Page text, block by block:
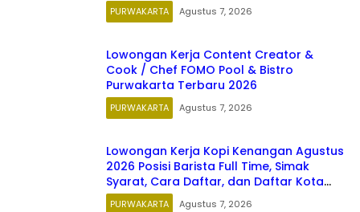
PURWAKARTA Agustus 7, 2026
Lowongan Kerja Content Creator &
Cook / Chef FOMO Pool & Bistro
Purwakarta Terbaru 2026
PURWAKARTA Agustus 7, 2026
Lowongan Kerja Kopi Kenangan Agustus
2026 Posisi Barista Full Time, Simak
Syarat, Cara Daftar, dan Daftar Kota
Penempatannya
PURWAKARTA Agustus 7, 2026